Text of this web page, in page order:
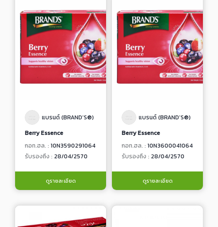
แบรนด์ (BRAND’S®)
Berry Essence
กอท.ฮล. : 10N3590291064
รับรองถึง : 28/04/2570
ดูรายละเอียด
แบรนด์ (BRAND’S®)
Berry Essence
กอท.ฮล. : 10N3600041064
รับรองถึง : 28/04/2570
ดูรายละเอียด